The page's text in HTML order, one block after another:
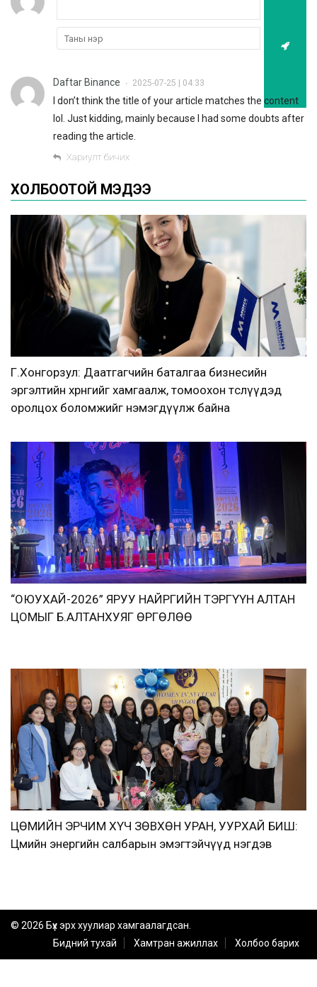
Daftar Binance • 2025-07-25 | 04:33
I don’t think the title of your article matches the content
lol. Just kidding, mainly because I had some doubts after
reading the article.
Хариулт бичих
ХОЛБООТОЙ МЭДЭЭ
Г.Хонгорзул: Даатгагчийн баталгаа бизнесийн
эргэлтийн хөрөнгийг хамгаалж, томоохон төслүүдэд
оролцох боломжийг нэмэгдүүлж байна
“ОЮУХАЙ-2026” ЯРУУ НАЙРГИЙН ТЭРГҮҮН АЛТАН
ЦОМЫГ Б.АЛТАНХУЯГ ӨРГӨЛӨӨ
ЦӨМИЙН ЭРЧИМ ХҮЧ ЗӨВХӨН УРАН, УУРХАЙ БИШ:
Цөмийн энергийн салбарын эмэгтэйчүүд нэгдэв
© 2026 Бүх эрх хуулиар хамгаалагдсан.
Бидний тухай
Хамтран ажиллах Холбоо барих